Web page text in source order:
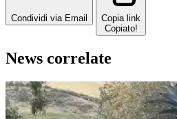
Condividi via Email
Copia link
Copiato!
News correlate